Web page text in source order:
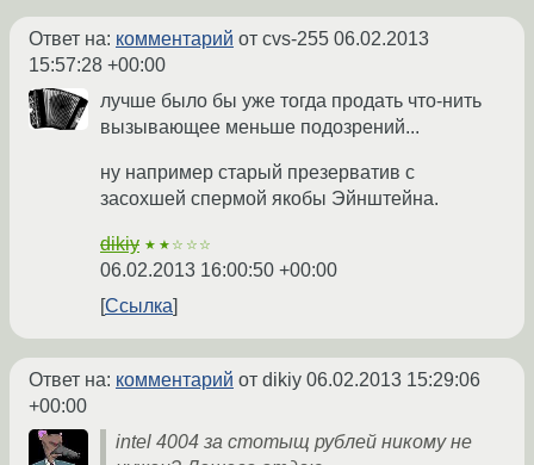
Ответ на: комментарий от cvs-255 06.02.2013
15:57:28 +00:00
лучше было бы уже тогда продать что-нить
вызывающее меньше подозрений...
ну например старый презерватив с
засохшей спермой якобы Эйнштейна.
dikiy ★★☆☆☆
06.02.2013 16:00:50 +00:00
Ссылка
Ответ на: комментарий от dikiy 06.02.2013 15:29:06
+00:00
intel 4004 за стотыщ рублей никому не